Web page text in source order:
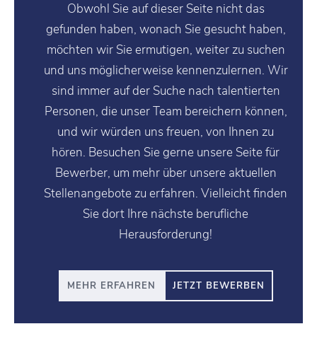
Obwohl Sie auf dieser Seite nicht das
gefunden haben, wonach Sie gesucht haben,
möchten wir Sie ermutigen, weiter zu suchen
und uns möglicherweise kennenzulernen. Wir
sind immer auf der Suche nach talentierten
Personen, die unser Team bereichern können,
und wir würden uns freuen, von Ihnen zu
hören. Besuchen Sie gerne unsere Seite für
Bewerber, um mehr über unsere aktuellen
Stellenangebote zu erfahren. Vielleicht finden
Sie dort Ihre nächste berufliche
Herausforderung!
MEHR ERFAHREN JETZT BEWERBEN